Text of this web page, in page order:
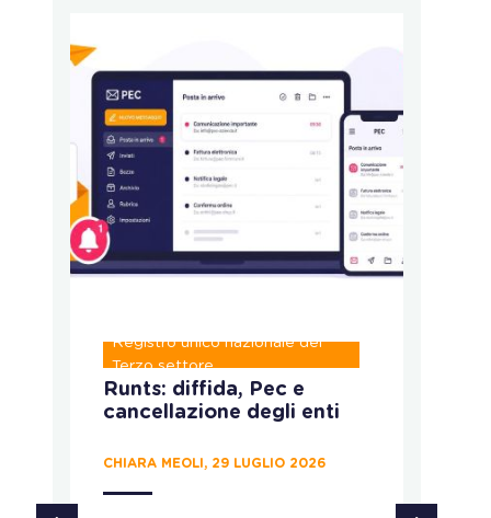
Registro unico nazionale del
Terzo settore
Runts: diffida, Pec e
cancellazione degli enti
CHIARA MEOLI, 29 LUGLIO 2026